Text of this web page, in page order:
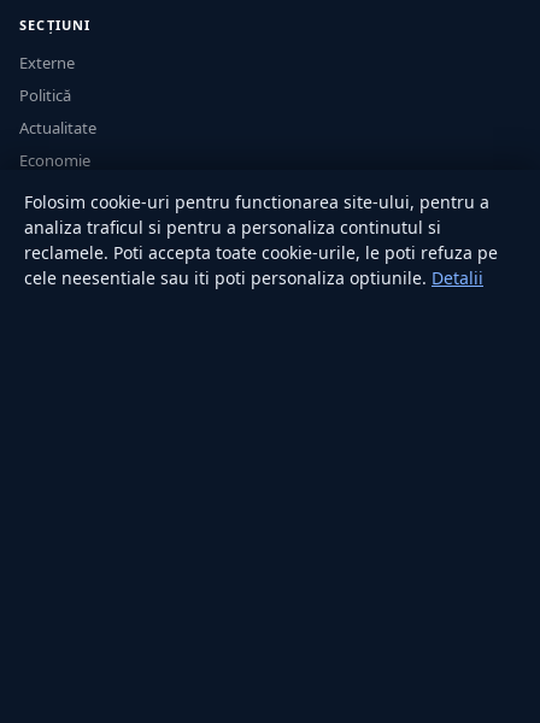
SECȚIUNI
Externe
Politică
Actualitate
Economie
Sănătate
Utile
RUBRICI
Folosim cookie-uri pentru functionarea site-ului, pentru a
analiza traficul si pentru a personaliza continutul si
reclamele. Poti accepta toate cookie-urile, le poti refuza pe
cele neesentiale sau iti poti personaliza optiunile. Detalii